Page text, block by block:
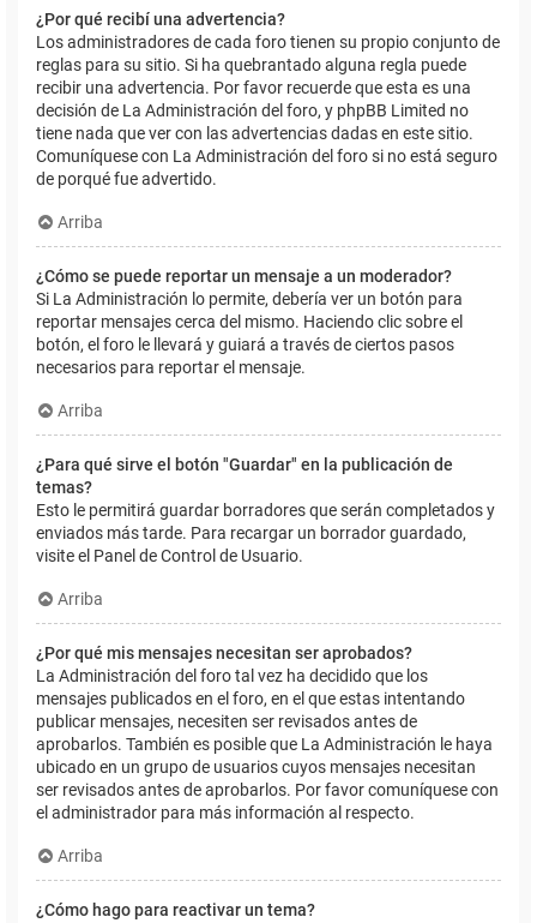
¿Por qué recibí una advertencia?
Los administradores de cada foro tienen su propio conjunto de
reglas para su sitio. Si ha quebrantado alguna regla puede
recibir una advertencia. Por favor recuerde que esta es una
decisión de La Administración del foro, y phpBB Limited no
tiene nada que ver con las advertencias dadas en este sitio.
Comuníquese con La Administración del foro si no está seguro
de porqué fue advertido.
Arriba
¿Cómo se puede reportar un mensaje a un moderador?
Si La Administración lo permite, debería ver un botón para
reportar mensajes cerca del mismo. Haciendo clic sobre el
botón, el foro le llevará y guiará a través de ciertos pasos
necesarios para reportar el mensaje.
Arriba
¿Para qué sirve el botón "Guardar" en la publicación de
temas?
Esto le permitirá guardar borradores que serán completados y
enviados más tarde. Para recargar un borrador guardado,
visite el Panel de Control de Usuario.
Arriba
¿Por qué mis mensajes necesitan ser aprobados?
La Administración del foro tal vez ha decidido que los
mensajes publicados en el foro, en el que estas intentando
publicar mensajes, necesiten ser revisados antes de
aprobarlos. También es posible que La Administración le haya
ubicado en un grupo de usuarios cuyos mensajes necesitan
ser revisados antes de aprobarlos. Por favor comuníquese con
el administrador para más información al respecto.
Arriba
¿Cómo hago para reactivar un tema?